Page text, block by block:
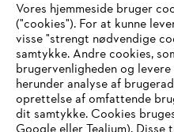
Virksomheden
STIHL FAQ
Vores hjemmeside bruger
("cookies"). For at kunne
visse "strengt nødvendige
samtykke. Andre cookies,
brugervenligheden og
herunder analyse af
oprettelse af omfattende
dit samtykke. Cookies